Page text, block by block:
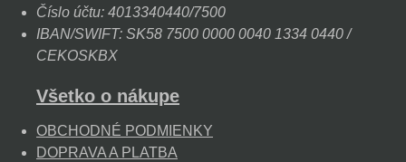
Číslo účtu: 4013340440/7500
IBAN/SWIFT: SK58 7500 0000 0040 1334 0440 /
CEKOSKBX
Všetko o nákupe
OBCHODNÉ PODMIENKY
DOPRAVA A PLATBA